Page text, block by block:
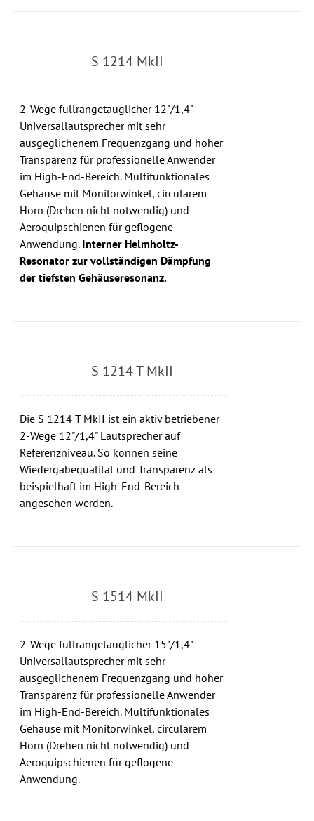
S 1214 MkII
2-Wege fullrangetauglicher 12"/1,4"
Universallautsprecher mit sehr
ausgeglichenem Frequenzgang und hoher
Transparenz für professionelle Anwender
im High-End-Bereich. Multifunktionales
Gehäuse mit Monitorwinkel, circularem
Horn (Drehen nicht notwendig) und
Aeroquipschienen für geflogene
Anwendung. Interner Helmholtz-
Resonator zur vollständigen Dämpfung
der tiefsten Gehäuseresonanz.
S 1214 T MkII
Die S 1214 T MkII ist ein aktiv betriebener
2-Wege 12"/1,4" Lautsprecher auf
Referenzniveau. So können seine
Wiedergabequalität und Transparenz als
beispielhaft im High-End-Bereich
angesehen werden.
S 1514 MkII
2-Wege fullrangetauglicher 15"/1,4"
Universallautsprecher mit sehr
ausgeglichenem Frequenzgang und hoher
Transparenz für professionelle Anwender
im High-End-Bereich. Multifunktionales
Gehäuse mit Monitorwinkel, circularem
Horn (Drehen nicht notwendig) und
Aeroquipschienen für geflogene
Anwendung.